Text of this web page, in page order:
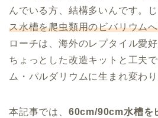
んでいる方、結構多いんです。
ス水槽を爬虫類用のビバリウム
ローチは、海外のレプタイル愛
ちょっとした改造キットと工夫
ム・パルダリウムに生まれ変わ
本記事では、 60cm/90cm水槽を